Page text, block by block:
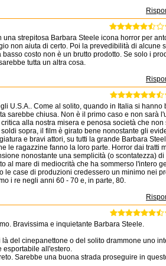
strepitosa Barbara Steele icona horror per
non aiuta di certo. Poi la prevedibilità di alcune
costo non è un brutto prodotto. Se solo i
tutta un altra cosa.
U.S.A.. Come al solito, quando in Italia si hanno
sarebbe chiusa. Non è il primo caso e non sarà
alla nostra misera e penosa società che non
sopra, il film è girato bene nonostante gli
e bravi attori, su tutti la grande Barbara
le ragazzine fanno la loro parte. Horror dai tratti
nonostante una semplicità (o scontatezza) di
al mare di mediocrità che ha sommerso l'intero
case di produzioni credessero un minimo nei
i re negli anni 60 - 70 e, in parte, 80.
Bravissima e inquietante Barbara Steele.
del cinepanettone o del solito drammone uno
esportabile all'estero.
Sarebbe una buona strada proseguire in